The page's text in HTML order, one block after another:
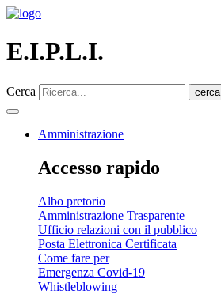
E.I.P.L.I.
Cerca cerca
Amministrazione
Accesso rapido
Albo pretorio
Amministrazione Trasparente
Ufficio relazioni con il pubblico
Posta Elettronica Certificata
Come fare per
Emergenza Covid-19
Whistleblowing